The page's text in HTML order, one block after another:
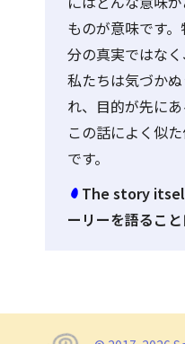
ものが意味です
分の真実ではなく
私たちは気づか
れ、目的が先にあ
この話によく似
です。
The story
ーリーを語ること